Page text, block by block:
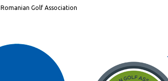
Romanian Golf Association